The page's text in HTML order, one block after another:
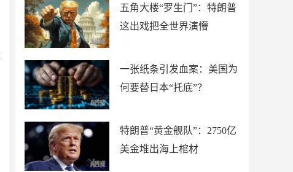
五角大楼“罗生门”：特朗普
这出戏把全世界演懵
一张纸条引发血案：美国为
何要替日本“托底”？
特朗普“黄金舰队”：2750亿
美金堆出海上棺材